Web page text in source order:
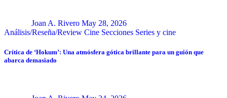
Joan A. Rivero May 28, 2026
Análisis/Reseña/Review Cine Secciones Series y cine
Crítica de ‘Hokum’: Una atmósfera gótica brillante para un guión que
abarca demasiado